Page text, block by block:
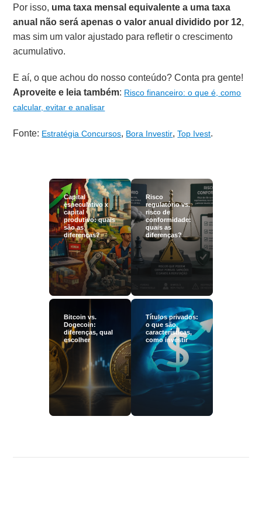
Por isso, uma taxa mensal equivalente a uma taxa
anual não será apenas o valor anual dividido por 12,
mas sim um valor ajustado para refletir o crescimento
acumulativo.
E aí, o que achou do nosso conteúdo? Conta pra gente!
Aproveite e leia também: Risco financeiro: o que é, como
calcular, evitar e analisar
Fonte: Estratégia Concursos, Bora Investir,Top Ivest.
Capital
especulativo x
capital
produtivo: quais
são as
diferenças?
Risco
regulatório vs.
risco de
conformidade:
quais as
diferenças?
Bitcoin vs.
Dogecoin:
diferenças, qual
escolher
Títulos privados:
o que são,
características,
como investir